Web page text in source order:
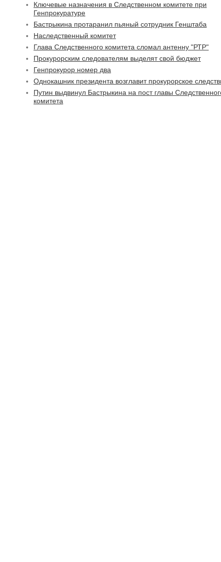
Ключевые назначения в Следственном комитете при
Генпрокуратуре
Бастрыкина протаранил пьяный сотрудник Генштаба
Наследственный комитет
Глава Следственного комитета сломал антенну "РТР"
Прокурорским следователям выделят свой бюджет
Генпрокурор номер два
Однокашник президента возглавит прокурорское
Путин выдвинул Бастрыкина на пост главы
комитета